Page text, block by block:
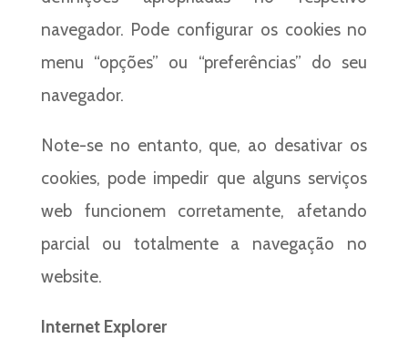
navegador. Pode configurar os cookies no
menu “opções” ou “preferências” do seu
navegador.
Note-se no entanto, que, ao desativar os
cookies, pode impedir que alguns serviços
web funcionem corretamente, afetando
parcial ou totalmente a navegação no
website.
Internet Explorer